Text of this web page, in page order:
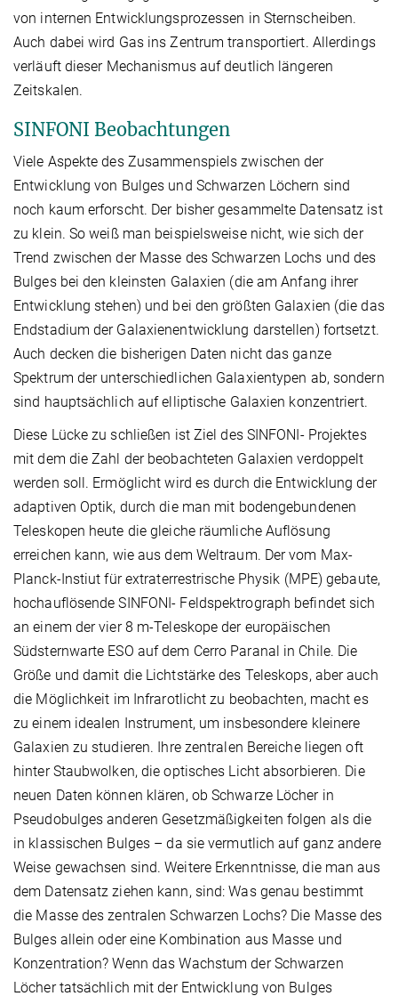
von internen Entwicklungsprozessen in Sternscheiben.
Auch dabei wird Gas ins Zentrum transportiert. Allerdings
verläuft dieser Mechanismus auf deutlich längeren
Zeitskalen.
SINFONI Beobachtungen
Viele Aspekte des Zusammenspiels zwischen der
Entwicklung von Bulges und Schwarzen Löchern sind
noch kaum erforscht. Der bisher gesammelte Datensatz ist
zu klein. So weiß man beispielsweise nicht, wie sich der
Trend zwischen der Masse des Schwarzen Lochs und des
Bulges bei den kleinsten Galaxien (die am Anfang ihrer
Entwicklung stehen) und bei den größten Galaxien (die das
Endstadium der Galaxienentwicklung darstellen) fortsetzt.
Auch decken die bisherigen Daten nicht das ganze
Spektrum der unterschiedlichen Galaxientypen ab, sondern
sind hauptsächlich auf elliptische Galaxien konzentriert.
Diese Lücke zu schließen ist Ziel des SINFONI- Projektes
mit dem die Zahl der beobachteten Galaxien verdoppelt
werden soll. Ermöglicht wird es durch die Entwicklung der
adaptiven Optik, durch die man mit bodengebundenen
Teleskopen heute die gleiche räumliche Auflösung
erreichen kann, wie aus dem Weltraum. Der vom Max-
Planck-Instiut für extraterrestrische Physik (MPE) gebaute,
hochauflösende SINFONI- Feldspektrograph befindet sich
an einem der vier 8 m-Teleskope der europäischen
Südsternwarte ESO auf dem Cerro Paranal in Chile. Die
Größe und damit die Lichtstärke des Teleskops, aber auch
die Möglichkeit im Infrarotlicht zu beobachten, macht es
zu einem idealen Instrument, um insbesondere kleinere
Galaxien zu studieren. Ihre zentralen Bereiche liegen oft
hinter Staubwolken, die optisches Licht absorbieren. Die
neuen Daten können klären, ob Schwarze Löcher in
Pseudobulges anderen Gesetzmäßigkeiten folgen als die
in klassischen Bulges – da sie vermutlich auf ganz andere
Weise gewachsen sind. Weitere Erkenntnisse, die man aus
dem Datensatz ziehen kann, sind: Was genau bestimmt
die Masse des zentralen Schwarzen Lochs? Die Masse des
Bulges allein oder eine Kombination aus Masse und
Konzentration? Wenn das Wachstum der Schwarzen
Löcher tatsächlich mit der Entwicklung von Bulges